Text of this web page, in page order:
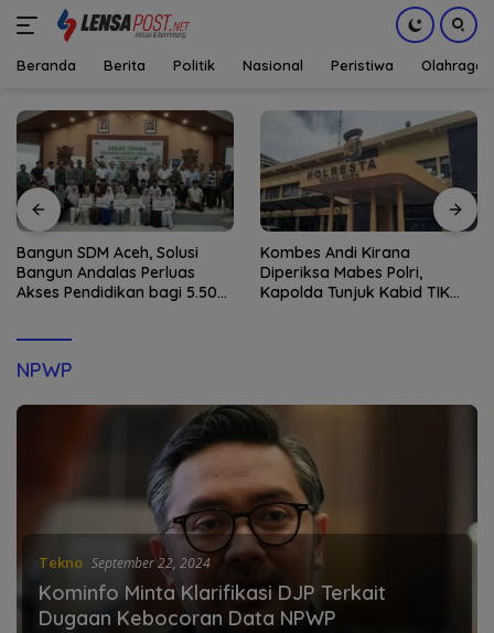
konten
Beranda Berita Politik Nasional Peristiwa Olahraga
Bangun SDM Aceh, Solusi
Bangun Andalas Perluas
Akses Pendidikan bagi 5.500
Kombes Andi Kirana
Diperiksa Mabes Polri,
Kapolda Tunjuk Kabid TIK
NPWP
Tekno September 22, 2024
Kominfo Minta Klarifikasi DJP Terkait
Dugaan Kebocoran Data NPWP